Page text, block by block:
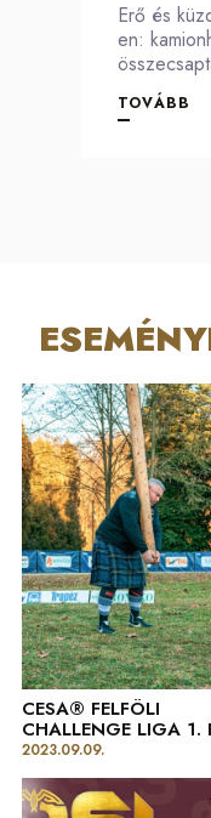
Erő és
en:
TOVÁBB
CESA® FELFÖLI
CHALLENGE LIGA 1.
2023.09.09.